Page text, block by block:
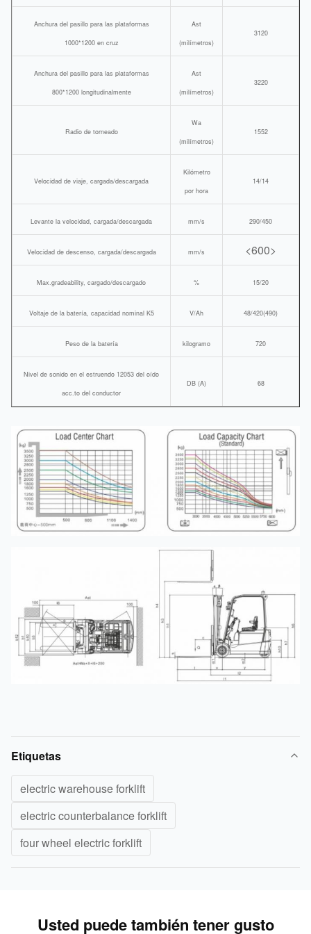
Anchura del pasillo para las plataformas
1000*1200 en cruz
Ast
(milímetros)
3120
Anchura del pasillo para las plataformas
800*1200 longitudinalmente
Ast
(milímetros)
3220
Radio de torneado
Wa
(milímetros)
1552
Velocidad de viaje, cargada/descargada
Kilómetro
por hora
14/14
Levante la velocidad, cargada/descargada mm/s 290/450
Velocidad de descenso, cargada/descargada mm/s <600>
Max.gradeability, cargado/descargado % 15/20
Voltaje de la batería, capacidad nominal K5 V/Ah 48/420(490)
Peso de la batería kilogramo 720
Nivel de sonido en el estruendo 12053 del oído
acc.to del conductor
DB (A) 68
Etiquetas
electric warehouse forklift
electric counterbalance forklift
four wheel electric forklift
Usted puede también tener gusto